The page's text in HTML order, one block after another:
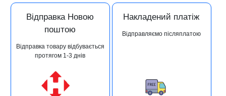
Відправка Новою
поштою
Відправка товару відбувається
протягом 1-3 днів
Накладений платіж
Відправляємо післяплатою